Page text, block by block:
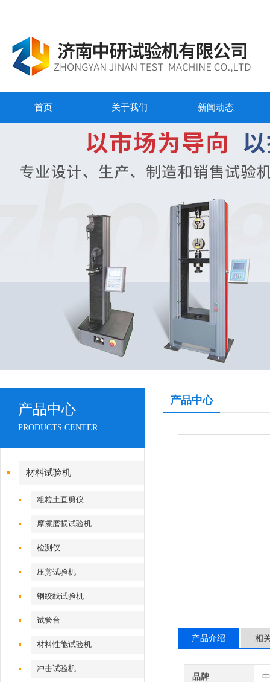
首页 关于我们 新闻动态
产品中心
PRODUCTS CENTER
材料试验机
粗粒土直剪仪
摩擦磨损试验机
检测仪
压剪试验机
钢绞线试验机
试验台
材料性能试验机
冲击试验机
产品中心
产品介绍 相
品牌